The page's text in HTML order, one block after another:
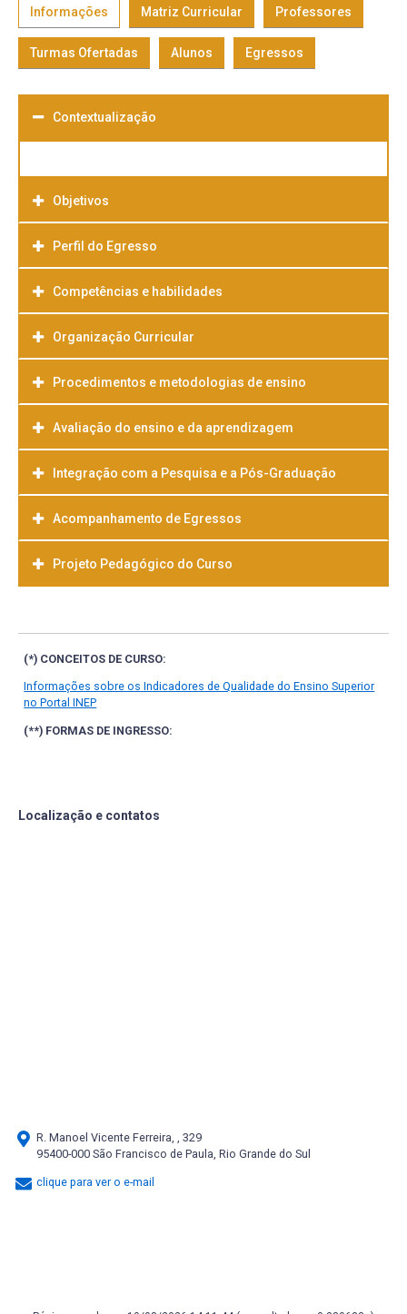
Informações Matriz Curricular Professores
Turmas Ofertadas Alunos Egressos
Contextualização
Objetivos
Perfil do Egresso
Competências e habilidades
Organização Curricular
Procedimentos e metodologias de ensino
Avaliação do ensino e da aprendizagem
Integração com a Pesquisa e a Pós-Graduação
Acompanhamento de Egressos
Projeto Pedagógico do Curso
(*) CONCEITOS DE CURSO:
Informações sobre os Indicadores de Qualidade do Ensino Superior
no Portal INEP
(**) FORMAS DE INGRESSO:
Localização e contatos
R. Manoel Vicente Ferreira, , 329
95400-000 São Francisco de Paula, Rio Grande do Sul
clique para ver o e-mail